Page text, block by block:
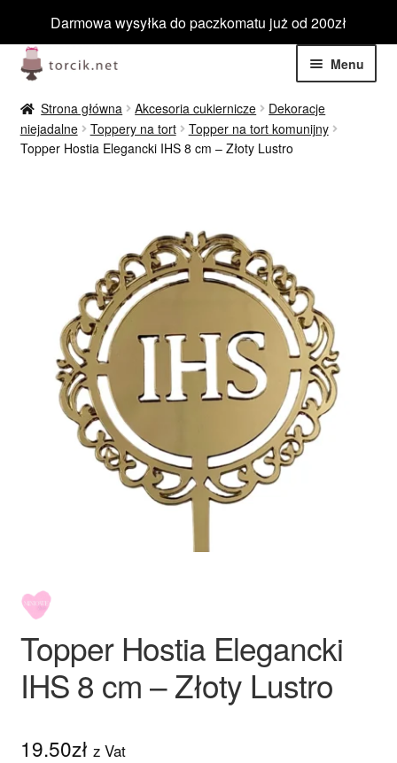
Darmowa wysyłka do paczkomatu już od 200zł
Przejdź
do
nawigacji
Przejdź
do
treści
Menu
Jadalne
Niejadalne
Wyprzedaż
Nowości
Ozdoby na tort weselny
Strona główna Akcesoria cukiernicze
Dekoracje
niejadalne
Toppery na tort
Topper na tort komunijny
Topper Hostia Elegancki IHS 8 cm – Złoty Lustro
Topper Hostia Elegancki
IHS 8 cm – Złoty Lustro
19.50zł z Vat